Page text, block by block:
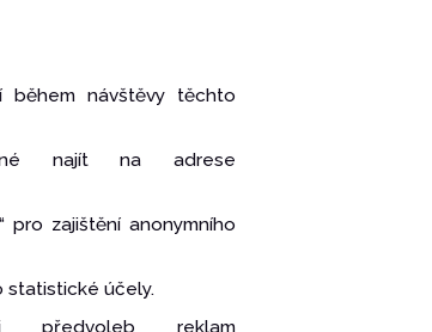
během návštěvy těchto
najít na adrese
pro zajištění anonymního
statistické účely.
reklam